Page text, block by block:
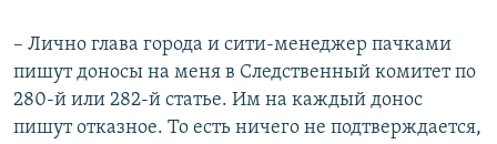
– Лично глава города и сити-менеджер пачками
пишут доносы на меня в Следственный комитет по
280-й или 282-й статье. Им на каждый донос
пишут отказное. То есть ничего не подтверждается,